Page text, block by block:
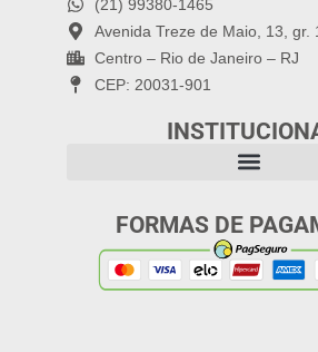
(21) 99380-1465
Avenida Treze de Maio, 13, gr.
Centro – Rio de Janeiro – RJ
CEP: 20031-901
FORMAS DE